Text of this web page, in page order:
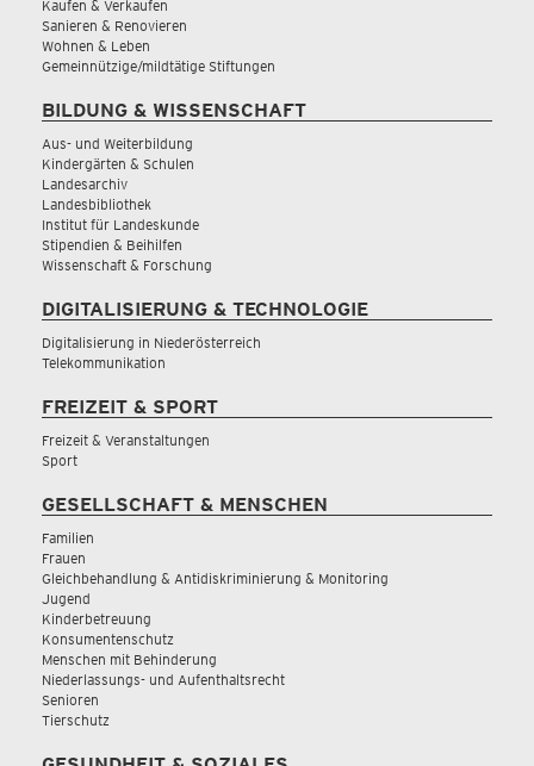
Kaufen & Verkaufen
Sanieren & Renovieren
Wohnen & Leben
Gemeinnützige/mildtätige Stiftungen
BILDUNG & WISSENSCHAFT
Aus- und Weiterbildung
Kindergärten & Schulen
Landesarchiv
Landesbibliothek
Institut für Landeskunde
Stipendien & Beihilfen
Wissenschaft & Forschung
DIGITALISIERUNG & TECHNOLOGIE
Digitalisierung in Niederösterreich
Telekommunikation
FREIZEIT & SPORT
Freizeit & Veranstaltungen
Sport
GESELLSCHAFT & MENSCHEN
Familien
Frauen
Gleichbehandlung & Antidiskriminierung & Monitoring
Jugend
Kinderbetreuung
Konsumentenschutz
Menschen mit Behinderung
Niederlassungs- und Aufenthaltsrecht
Senioren
Tierschutz